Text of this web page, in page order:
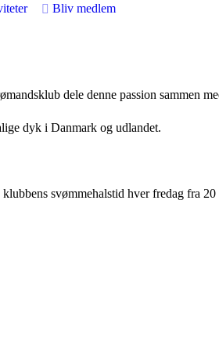
Bliv medlem
dele denne passion sammen
dyk i Danmark og udlandet.
svømmehalstid hver fredag fra